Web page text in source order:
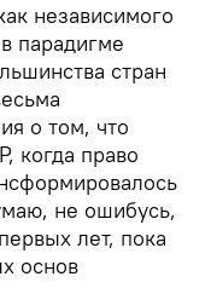
независимого
парадигме
стран
о том, что
когда право
не ошибусь,
лет, пока
основ